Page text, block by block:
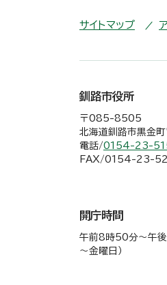
サイトマップ
釧路市役所
〒085-8505
北海道釧路市黒金
電話/0154-23-
FAX/0154-23-
開庁時間
午前8時50分～午後
～金曜日）